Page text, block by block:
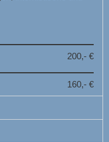
200,- €
160,- €